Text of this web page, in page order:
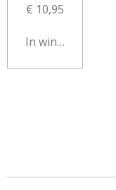
€ 10,95
In winkelwagen